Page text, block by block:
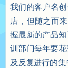
我们的客户名
店，但随之而
握最新的产品
训部门每年要
及反复进行的